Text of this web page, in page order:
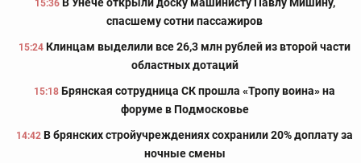
15:36 В Унече открыли доску машинисту Павлу Мишину,
спасшему сотни пассажиров
15:24 Клинцам выделили все 26,3 млн рублей из второй части
областных дотаций
15:18 Брянская сотрудница СК прошла «Тропу воина» на
форуме в Подмосковье
14:42 В брянских стройучреждениях сохранили 20% доплату за
ночные смены